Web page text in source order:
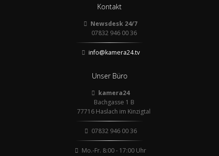
Kontakt
Newsdesk 24/7
07832 946 00 36
info@kamera24.tv
Unser Büro
kamera24
Bachgasse 1 B
77716 Haslach im Kinzigtal
07832 946 00 36
Mo.-Fr. 8:00 - 17:00 Uhr